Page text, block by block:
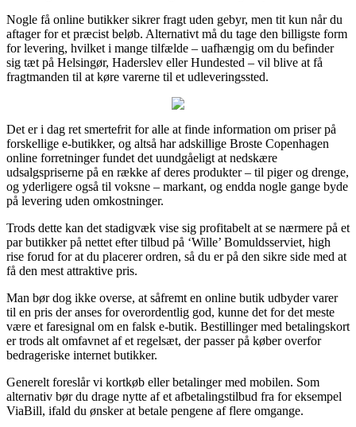
Nogle få online butikker sikrer fragt uden gebyr, men tit kun når du
aftager for et præcist beløb. Alternativt må du tage den billigste form
for levering, hvilket i mange tilfælde – uafhængig om du befinder
sig tæt på Helsingør, Haderslev eller Hundested – vil blive at få
fragtmanden til at køre varerne til et udleveringssted.
Det er i dag ret smertefrit for alle at finde information om priser på
forskellige e-butikker, og altså har adskillige Broste Copenhagen
online forretninger fundet det uundgåeligt at nedskære
udsalgspriserne på en række af deres produkter – til piger og drenge,
og yderligere også til voksne – markant, og endda nogle gange byde
på levering uden omkostninger.
Trods dette kan det stadigvæk vise sig profitabelt at se nærmere på et
par butikker på nettet efter tilbud på ‘Wille’ Bomuldsserviet, high
rise forud for at du placerer ordren, så du er på den sikre side med at
få den mest attraktive pris.
Man bør dog ikke overse, at såfremt en online butik udbyder varer
til en pris der anses for overordentlig god, kunne det for det meste
være et faresignal om en falsk e-butik. Bestillinger med betalingskort
er trods alt omfavnet af et regelsæt, der passer på køber overfor
bedrageriske internet butikker.
Generelt foreslår vi kortkøb eller betalinger med mobilen. Som
alternativ bør du drage nytte af et afbetalingstilbud fra for eksempel
ViaBill, ifald du ønsker at betale pengene af flere omgange.